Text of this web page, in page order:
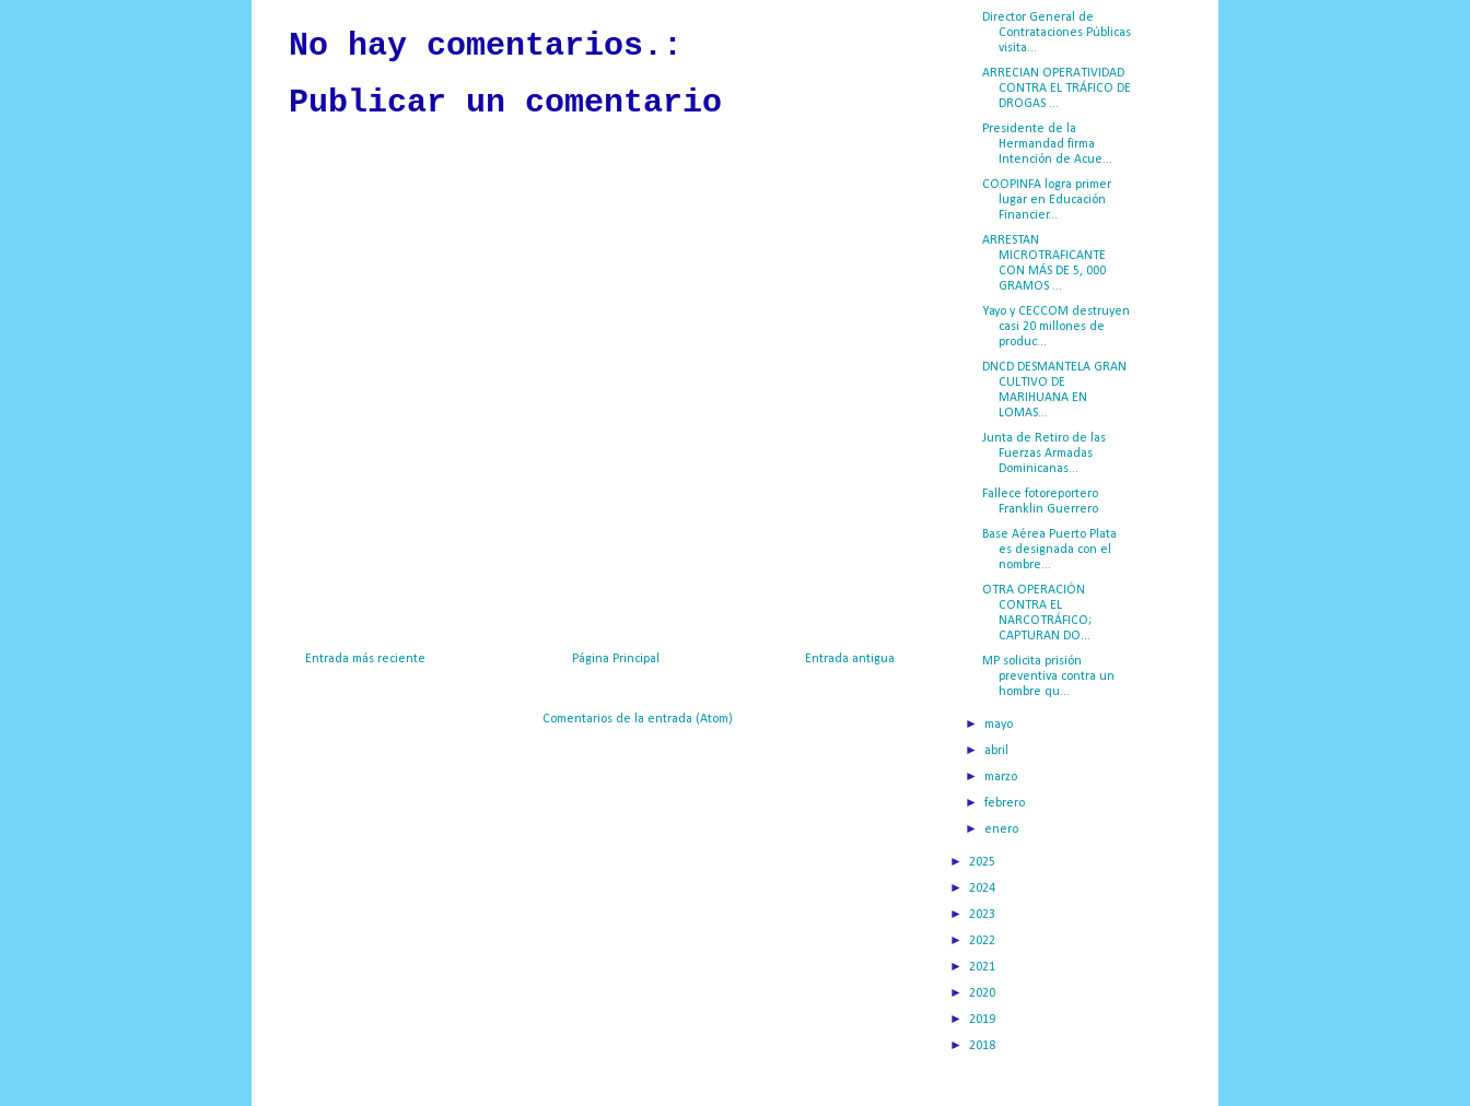
No hay comentarios.:
Publicar un comentario
Entrada más reciente Entrada antigua
Página Principal
Comentarios de la entrada (Atom)
Director General de
Contrataciones Públicas
visita...
ARRECIAN OPERATIVIDAD
CONTRA EL TRÁFICO DE
DROGAS ...
Presidente de la
Hermandad firma
Intención de Acue...
COOPINFA logra primer
lugar en Educación
Financier...
ARRESTAN
MICROTRAFICANTE
CON MÁS DE 5, 000
GRAMOS ...
Yayo y CECCOM destruyen
casi 20 millones de
produc...
DNCD DESMANTELA GRAN
CULTIVO DE
MARIHUANA EN
LOMAS...
Junta de Retiro de las
Fuerzas Armadas
Dominicanas...
Fallece fotoreportero
Franklin Guerrero
Base Aérea Puerto Plata
es designada con el
nombre...
OTRA OPERACIÓN
CONTRA EL
NARCOTRÁFICO;
CAPTURAN DO...
MP solicita prisión
preventiva contra un
hombre qu...
►mayo
► abril
►marzo
►febrero
► enero
► 2025
► 2024
► 2023
► 2022
► 2021
► 2020
► 2019
► 2018